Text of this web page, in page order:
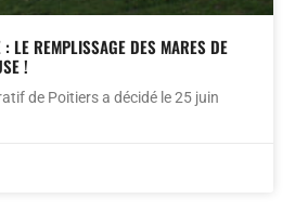
LE REMPLISSAGE DES MARES DE
!
de Poitiers a décidé le 25 juin